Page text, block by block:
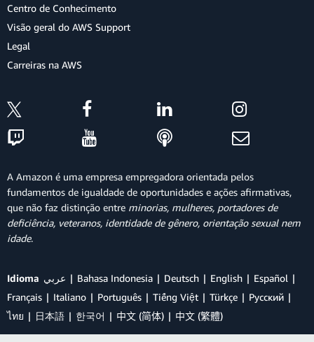
Centro de Conhecimento
Visão geral do AWS Support
Legal
Carreiras na AWS
A Amazon é uma empresa empregadora orientada pelos
fundamentos de igualdade de oportunidades e ações afirmativas,
que não faz distinção entre minorias, mulheres, portadores de
deficiência, veteranos, identidade de gênero, orientação sexual nem
idade.
Idioma عربي Bahasa Indonesia Deutsch English
Español
Français
Italiano Português Tiếng Việt Türkçe
Ρусский
ไทย
日本語 한국어 中文 (简体) 中文 (繁體)